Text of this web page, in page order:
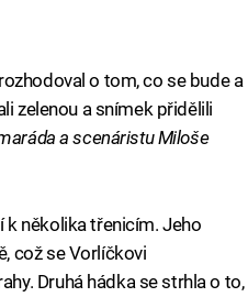
o tom, co se bude a
zelenou a snímek přidělili
a scenáristu Miloše
k několika třenicím. Jeho
což se Vorlíčkovi
Druhá hádka se strhla o to,